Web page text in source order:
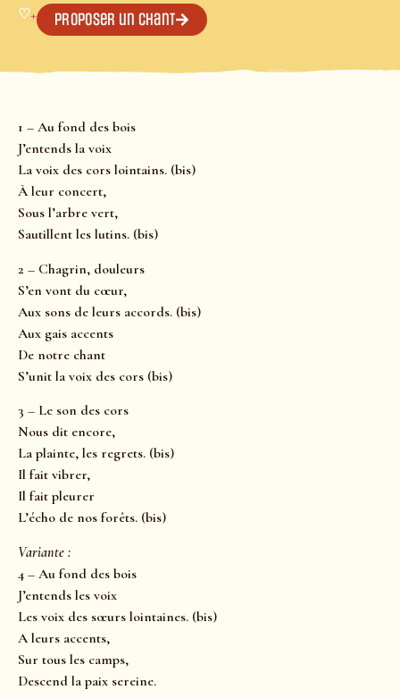
♡+ Proposer un chant
1 – Au fond des bois
J’entends la voix
La voix des cors lointains. (bis)
À leur concert,
Sous l’arbre vert,
Sautillent les lutins. (bis)
2 – Chagrin, douleurs
S’en vont du cœur,
Aux sons de leurs accords. (bis)
Aux gais accents
De notre chant
S’unit la voix des cors (bis)
3 – Le son des cors
Nous dit encore,
La plainte, les regrets. (bis)
Il fait vibrer,
Il fait pleurer
L’écho de nos forêts. (bis)
Variante :
4 – Au fond des bois
J’entends les voix
Les voix des sœurs lointaines. (bis)
A leurs accents,
Sur tous les camps,
Descend la paix sereine.